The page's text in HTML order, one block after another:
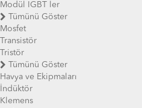
Modül IGBT ler
Tümünü Göster
Mosfet
Transistör
Tristör
Tümünü Göster
Havya ve Ekipmaları
İndüktör
Klemens